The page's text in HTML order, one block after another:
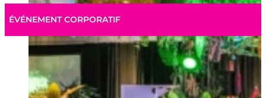
ÉVÉNEMENT CORPORATIF